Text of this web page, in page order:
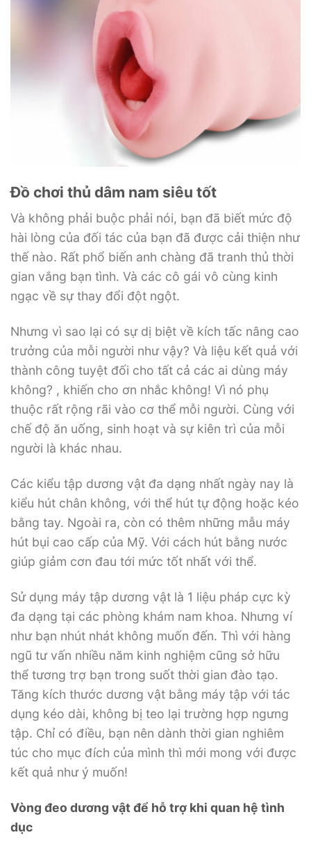
Đồ chơi thủ dâm nam siêu tốt
Và không phải buộc phải nói, bạn đã biết mức độ
hài lòng của đối tác của bạn đã được cải thiện như
thế nào. Rất phổ biến anh chàng đã tranh thủ thời
gian vắng bạn tình. Và các cô gái vô cùng kinh
ngạc về sự thay đổi đột ngột.
Nhưng vì sao lại có sự dị biệt về kích tấc nâng cao
trưởng của mỗi người như vậy? Và liệu kết quả với
thành công tuyệt đối cho tất cả các ai dùng máy
không? , khiến cho ơn nhắc không! Vì nó phụ
thuộc rất rộng rãi vào cơ thể mỗi người. Cùng với
chế độ ăn uống, sinh hoạt và sự kiên trì của mỗi
người là khác nhau.
Các kiểu tập dương vật đa dạng nhất ngày nay là
kiểu hút chân không, với thể hút tự động hoặc kéo
bằng tay. Ngoài ra, còn có thêm những mẫu máy
hút bụi cao cấp của Mỹ. Với cách hút bằng nước
giúp giảm cơn đau tới mức tốt nhất với thể.
Sử dụng máy tập dương vật là 1 liệu pháp cực kỳ
đa dạng tại các phòng khám nam khoa. Nhưng ví
như bạn nhút nhát không muốn đến. Thì với hàng
ngũ tư vấn nhiều năm kinh nghiệm cũng sở hữu
thể tương trợ bạn trong suốt thời gian đào tạo.
Tăng kích thước dương vật bằng máy tập với tác
dụng kéo dài, không bị teo lại trường hợp ngưng
tập. Chỉ có điều, bạn nên dành thời gian nghiêm
túc cho mục đích của mình thì mới mong với được
kết quả như ý muốn!
Vòng đeo dương vật để hỗ trợ khi quan hệ tình
dục